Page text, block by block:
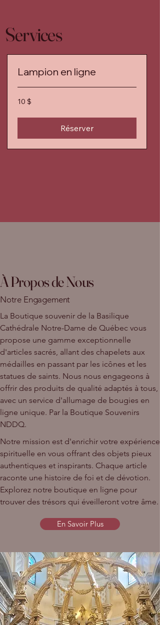
Services
Lampion en ligne
10 dollars
canadiens
10 $
Réserver
À Propos de Nous
Notre Engagement
La Boutique souvenir de la Basilique
Cathédrale Notre-Dame de Québec vous
propose une gamme exceptionnelle
d'articles sacrés, allant des chapelets aux
médailles en passant par les icônes et les
statues de saints. Nous nous engageons à
offrir des produits de qualité adaptés à tous,
avec un service d'allumage de bougies en
ligne unique. Par la Boutique Souvenirs
NDDQ.
Notre mission est d'enrichir votre expérience
spirituelle en vous offrant des objets pieux
authentiques et inspirants. Chaque article
raconte une histoire de foi et de dévotion.
Explorez notre boutique en ligne pour
trouver des trésors qui éveilleront votre âme.
En Savoir Plus